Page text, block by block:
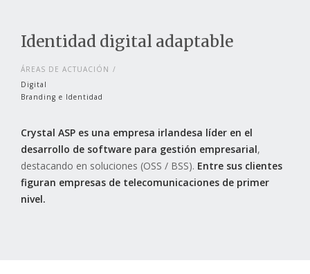
Identidad digital adaptable
ÁREAS DE ACTUACIÓN
Digital
Branding e Identidad
Crystal ASP es una empresa irlandesa líder en el
desarrollo de software para gestión empresarial,
destacando en soluciones (OSS / BSS). Entre sus clientes
figuran empresas de telecomunicaciones de primer
nivel.